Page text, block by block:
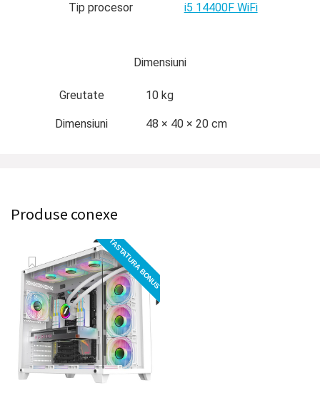
Tip procesor i5 14400F WiFi
Dimensiuni
Greutate 10 kg
Dimensiuni 48 × 40 × 20 cm
Produse conexe
TASTATURA BONUS